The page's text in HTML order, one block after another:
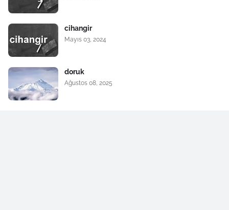
cihangir
Mayıs 03, 2024
doruk
Ağustos 08, 2025